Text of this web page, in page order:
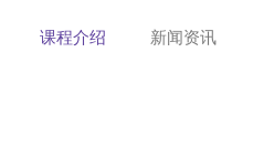
课程介绍 新闻资讯